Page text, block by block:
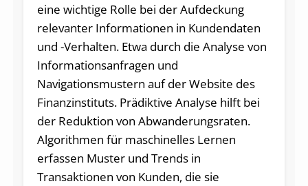
eine wichtige Rolle bei der Aufdeckung
relevanter Informationen in Kundendaten
und -Verhalten. Etwa durch die Analyse von
Informationsanfragen und
Navigationsmustern auf der Website des
Finanzinstituts. Prädiktive Analyse hilft bei
der Reduktion von Abwanderungsraten.
Algorithmen für maschinelles Lernen
erfassen Muster und Trends in
Transaktionen von Kunden, die sie